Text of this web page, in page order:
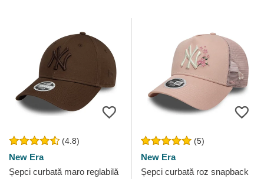
(4.8)
New Era
Șepci curbată maro reglabilă
(5)
New Era
Șepci curbată roz snapback